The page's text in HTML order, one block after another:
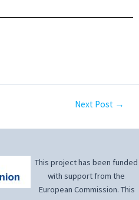
Next Post →
This project has been funded
with support from the
European Commission. This